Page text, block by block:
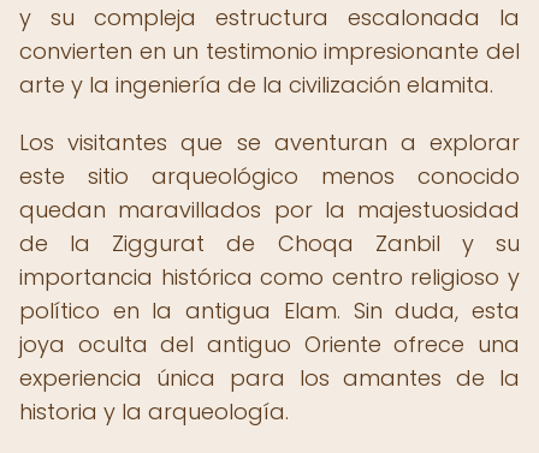
y su compleja estructura escalonada la
convierten en un testimonio impresionante del
arte y la ingeniería de la civilización elamita.
Los visitantes que se aventuran a explorar
este sitio arqueológico menos conocido
quedan maravillados por la majestuosidad
de la Ziggurat de Choqa Zanbil y su
importancia histórica como centro religioso y
político en la antigua Elam. Sin duda, esta
joya oculta del antiguo Oriente ofrece una
experiencia única para los amantes de la
historia y la arqueología.